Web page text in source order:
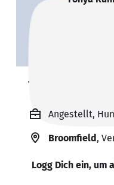
Tonya
Angestellt,
Broomfield,
Logg Dich ein, um